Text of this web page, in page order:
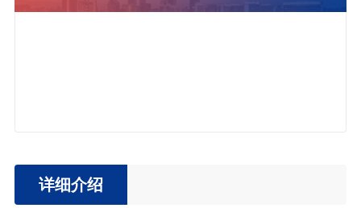
详细介绍